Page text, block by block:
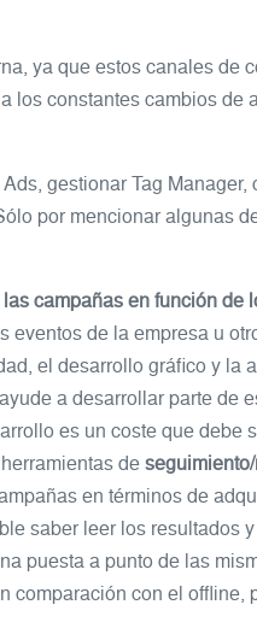
ya que estos canales de
los constantes cambios de
gestionar Tag Manager,
por mencionar algunas
campañas en función de
eventos de la empresa u
el desarrollo gráfico y la
a desarrollar parte de
es un coste que debe
de
en términos de
saber leer los resultados
puesta a punto de las
comparación con el offline,